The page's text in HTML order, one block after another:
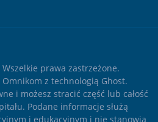
Wszelkie prawa zastrzeżone.
Omnikom z technologią Ghost.
i możesz stracić część lub całość
Podane informacje służą
i edukacyjnym i nie stanowią